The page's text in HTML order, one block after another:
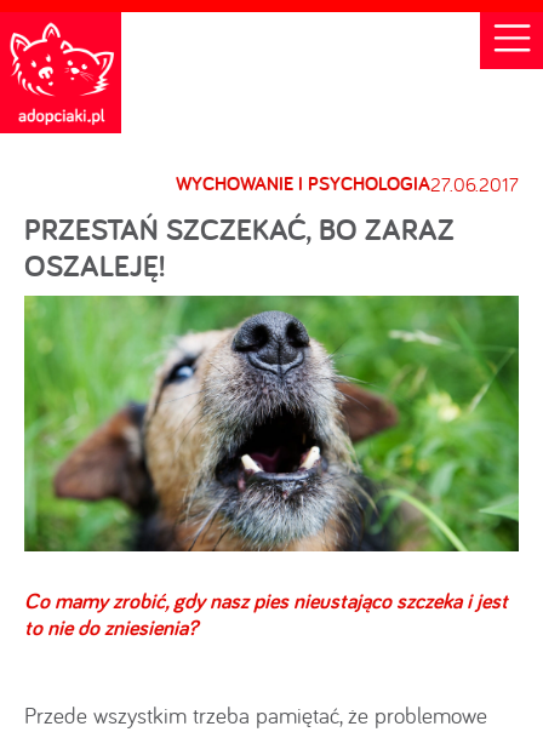
WYCHOWANIE I PSYCHOLOGIA27.06.2017
PRZESTAŃ SZCZEKAĆ, BO ZARAZ
OSZALEJĘ!
Co mamy zrobić, gdy nasz pies nieustająco szczeka i jest
to nie do zniesienia?
Przede wszystkim trzeba pamiętać, że problemowe